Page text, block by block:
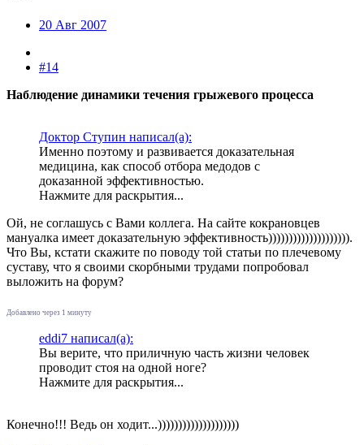
20 Авг 2007
#14
Наблюдение динамики течения грыжевого процесса
Доктор Ступин написал(а):
Именно поэтому и развивается доказательная
медицина, как способ отбора медодов с
доказанной эффективностью.
Нажмите для раскрытия...
Ой, не соглашусь с Вами коллега. На сайте кокрановцев
мануалка имеет доказательную эффективность)))))))))))))))))))).
Что Вы, кстати скажите по поводу той статьи по плечевому
суставу, что я своими скорбными трудами попробовал
выложить на форум?
Добавлено через 1 минуту
eddi7 написал(а):
Вы верите, что приличную часть жизни человек
проводит стоя на одной ноге?
Нажмите для раскрытия...
Конечно!!! Ведь он ходит...))))))))))))))))))))